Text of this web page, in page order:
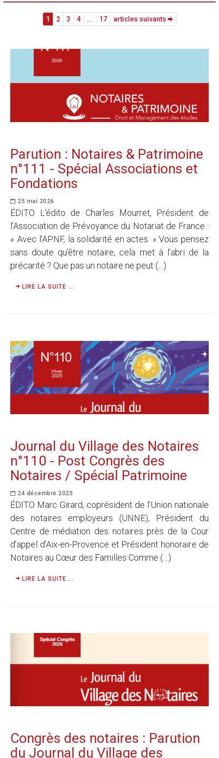
1 2 3 4 ... 17 articles suivants
Parution : Notaires & Patrimoine
n°111 - Spécial Associations et
Fondations
25 mai 2026
ÉDITO L’édito de Charles Mourret, Président de
l’Association de Prévoyance du Notariat de France :
« Avec l’APNF, la solidarité en actes. » Vous pensez
sans doute qu’être notaire, cela met à l’abri de la
précarité ? Que pas un notaire ne peut (…)
LIRE LA SUITE ...
Journal du Village des Notaires
n°110 - Post Congrès des
Notaires / Spécial Patrimoine
24 décembre 2025
ÉDITO Marc Girard, coprésident de l’Union nationale
des notaires employeurs (UNNE), Président du
Centre de médiation des notaires près de la Cour
d’appel d’Aix-en-Provence et Président honoraire de
Notaires au Cœur des Familles Comme (…)
LIRE LA SUITE ...
Congrès des notaires : Parution
du Journal du Village des